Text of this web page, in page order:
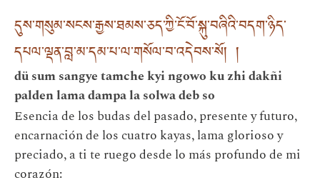
དུས་གསུམ་སངས་རྒྱས་ཐམས་ཅད་ཀྱི་ངོ་བོ་སྐུ་བཞིའི་བདག་ཉིད་
དཔལ་ལྡན་བླ་མ་དམ་པ་ལ་གསོལ་བ་འདེབས་སོ། །
dü sum sangye tamche kyi ngowo ku zhi dakñi
palden lama dampa la solwa deb so
Esencia de los budas del pasado, presente y futuro,
encarnación de los cuatro kayas, lama glorioso y
preciado, a ti te ruego desde lo más profundo de mi
corazón: